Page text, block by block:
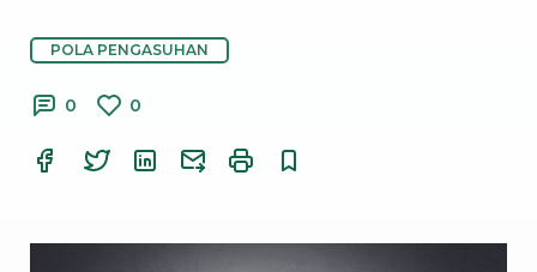
POLA PENGASUHAN
0 0